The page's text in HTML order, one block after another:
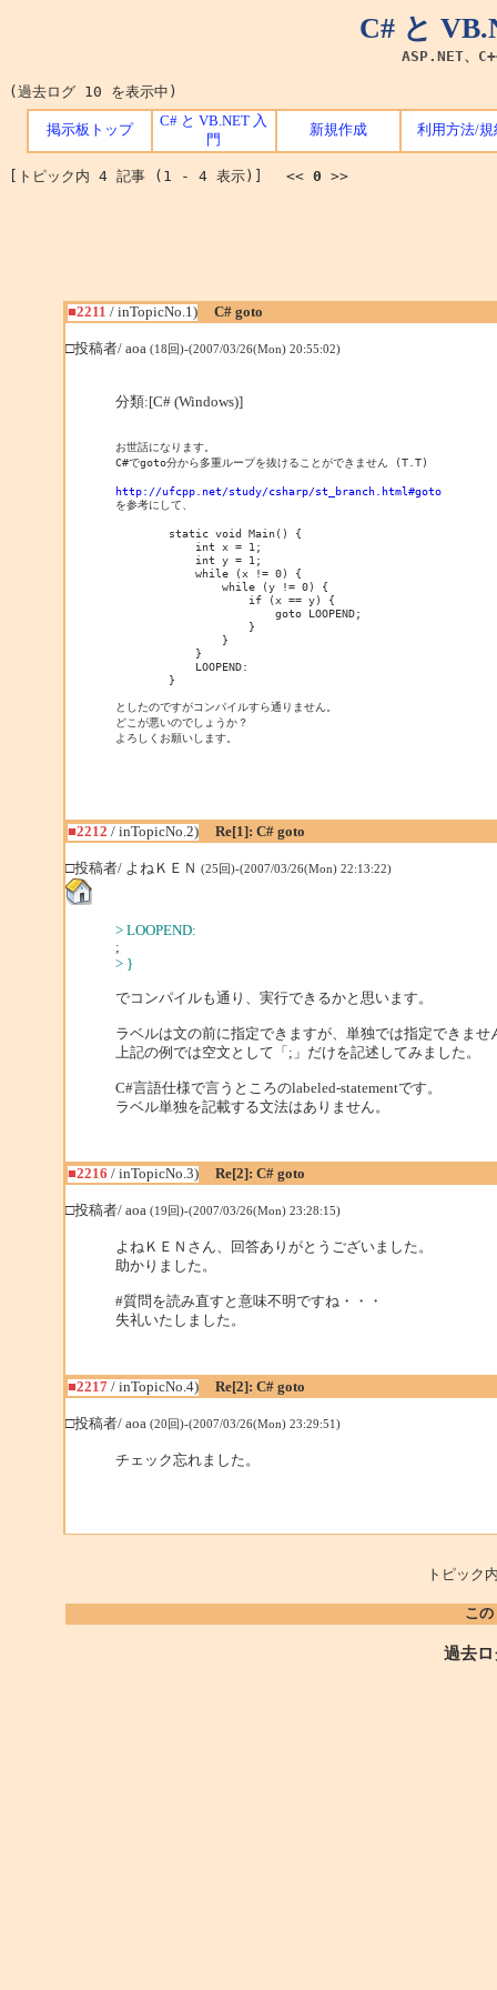
C# と
ASP.NET、
(過去ログ 10 を表示中)
掲示板トップ
C# と VB.NET 入
門
新規作成 利用方法/規
[トピック内 4 記事 (1 - 4 表示)] << 0 >>
■2211 / inTopicNo.1) C# goto
□投稿者/ aoa (18回)-(2007/03/26(Mon) 20:55:02)
分類:[C# (Windows)]
お世話になります。
C#でgoto分から多重ループを抜けることができません (T.T)
http://ufcpp.net/study/csharp/st_branch.html#goto
        static void Main() {
            int x = 1;
            int y = 1;
            while (x != 0) {
                while (y != 0) {
                    if (x == y) {
                        goto LOOPEND;
                    }
                }
            }
            LOOPEND:
        }
としたのですがコンパイルすら通りません。
どこが悪いのでしょうか？
よろしくお願いします。
■2212 / inTopicNo.2) Re[1]: C# goto
□投稿者/ よねＫＥＮ (25回)-(2007/03/26(Mon) 22:13:22)
> LOOPEND:
;
> }
でコンパイルも通り、実行できるかと思います。
ラベルは文の前に指定できますが、単独では指定できませ
上記の例では空文として「;」だけを記述してみました。
C#言語仕様で言うところのlabeled-statementです。
ラベル単独を記載する文法はありません。
■2216 / inTopicNo.3) Re[2]: C# goto
□投稿者/ aoa (19回)-(2007/03/26(Mon) 23:28:15)
よねＫＥＮさん、回答ありがとうございました。
助かりました。
#質問を読み直すと意味不明ですね・・・
失礼いたしました。
■2217/ inTopicNo.4) Re[2]: C# goto
□投稿者/ aoa (20回)-(2007/03/26(Mon) 23:29:51)
チェック忘れました。
トピッ
こ
過去